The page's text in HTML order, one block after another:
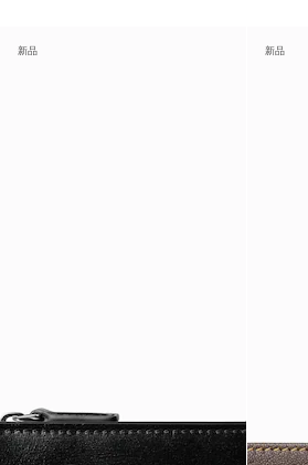
新品 新品